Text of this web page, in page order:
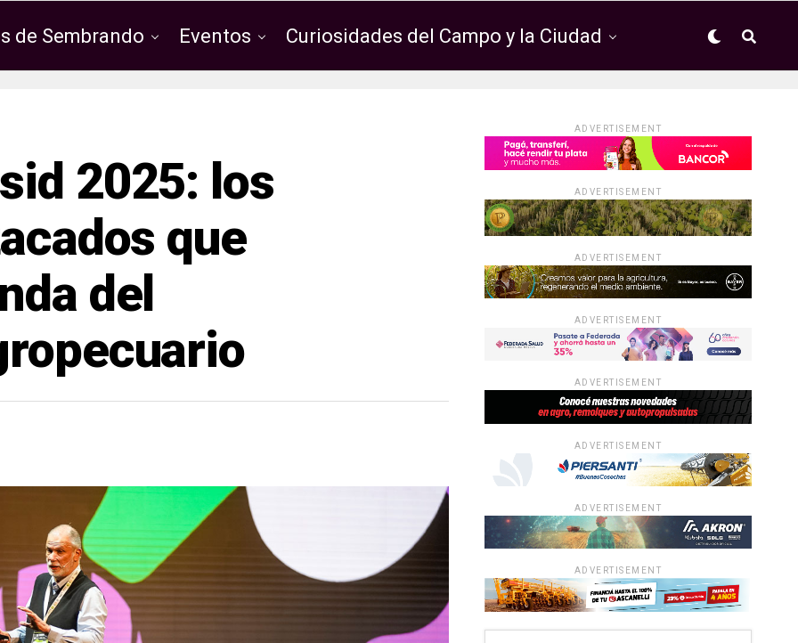
de Sembrando Eventos Curiosidades del Campo y la Ciudad
2025: los
que
del
ADVERTISEMENT
ADVERTISEMENT
ADVERTISEMENT
ADVERTISEMENT
ADVERTISEMENT
ADVERTISEMENT
ADVERTISEMENT
ADVERTISEMENT